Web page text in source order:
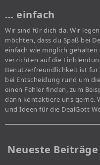
… einfach
Wir sind für dich da. Wir
möchten, dass du Spaß bei
einfach wie möglich gehalten
verzichten auf die
Benutzerfreundlichkeit ist
bei Entscheidung rund um
einen Fehler finden, zum
dann kontaktiere uns gerne.
und Ideen für die DealGott
Neueste Beiträge